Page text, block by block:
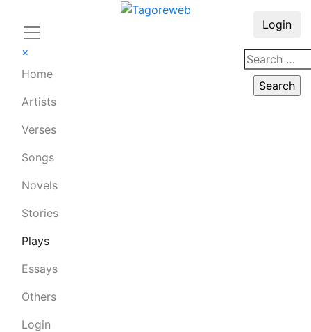
×
Home
Artists
Verses
Songs
Novels
Stories
Plays
Essays
Others
Login
Login